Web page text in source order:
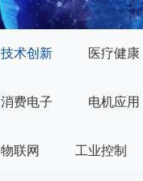
技术创新 医疗健康
消费电子 电机应用
物联网 工业控制